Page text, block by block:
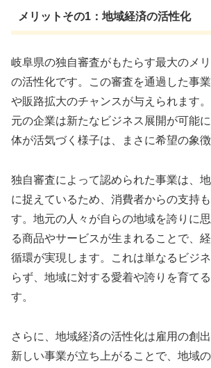
メリットその1：地域経済の活性化
岐阜県の独自審査がもたらす最大のメ
の活性化です。この審査を通過した事
や販路拡大のチャンスが与えられます
元の企業は新たなビジネス展開が可能
体が活気づく様子は、まさに希望の象徴
独自審査によって認められた事業は、
に捉えているため、消費者からの支持
す。地元の人々が自らの地域を誇りに
る商品やサービスが生まれることで、
循環が実現します。これは単なるビジ
らず、地域に対する愛着や誇りを育て
す。
さらに、地域経済の活性化は雇用の創
新しい事業が立ち上がることで、地域